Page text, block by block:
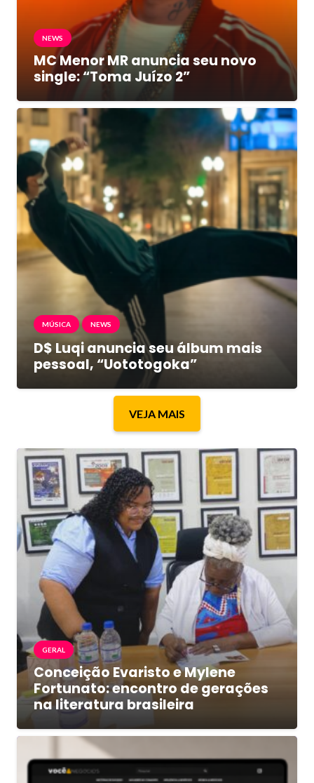
NEWS
MC Menor MR anuncia seu novo
single: “Toma Juízo 2”
MÚSICA NEWS
D$ Luqi anuncia seu álbum mais
pessoal, “Uototogoka”
VEJA MAIS
GERAL
Conceição Evaristo e Mylene
Fortunato: encontro de gerações
na literatura brasileira